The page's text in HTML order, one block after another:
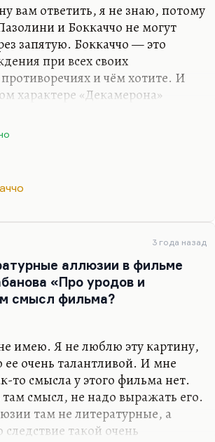
вам ответить, я не знаю, потому
и Боккаччо не могут
запятую. Боккаччо — это
при всех своих
и чём хотите. И
характере «Декамерона»
о природе права, а
шутка гения, которую он сам
Другое дело, что только она
Что касается Пазолини, то это
который допровоцировался
убили по окончанию работы над
одно, а для Пазолини —3 года назад
аллюзии в фильме
«Про уродов и
смысл фильма?
имею. Я не люблю эту картину,
ее очень талантливой. И мне
то смысла у этого фильма нет.
смысл, не надо выражать его.
там не литературные, а
следствие такой очень